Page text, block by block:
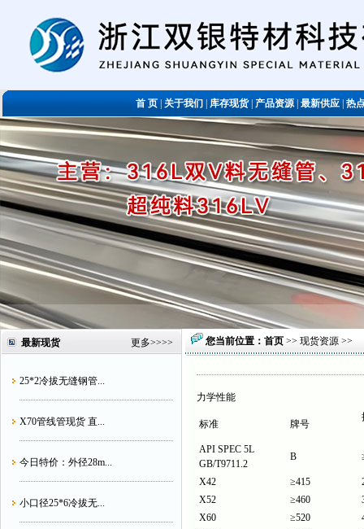
首 页关于我们库存现货|产品资源|最新供应|热
最新现货 更多>>>>
25*2冷拔无缝钢管...
X70管线管现货 直...
今日特价：外径28m...
小口径25*6冷拔无...
您当前位置： 首页 >> 现货资源 >>
力学性能
标准 牌号
API SPEC 5L
GB/T9711.2
B
X42 ≥415
X52
≥460
X60
≥520